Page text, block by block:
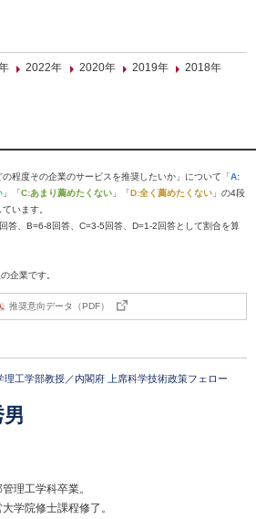
2022年 2020年 2019年
2018年
程度その企業のサービスを推奨したいか」について「A:
」「C:あまり薦めたくない 」「D:全く薦めたくない 」の4段
います。
答、B=6-8回答、C=3-5回答、D=1-2回答として割合を算
企業です。
推奨意向データ（PDF）
理工学部教授／内閣府 上席科学技術政策フェロー
理工学科卒業。
学院修士課程修了。